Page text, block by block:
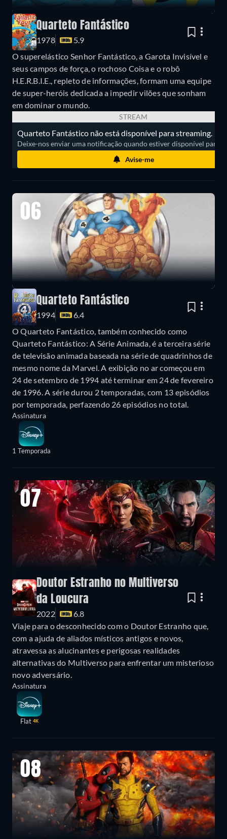
Quarteto Fantástico
1978
5.9
O superelástico Senhor Fantástico, a Garota Invisível e
seus campos de força, o rochoso Coisa e o robô
H.E.R.B.I.E., repleto de informações, formam uma equipe
de super-heróis dedicada a impedir vilões que sonham
em dominar o mundo.
STREAM
Quarteto Fantástico não está disponível para streaming.
Deixe-nos enviar uma notificação quando estiver disponível para
Avise-me
06
Quarteto Fantástico
1994
6.4
O Quarteto Fantástico, também conhecido como
Quarteto Fantástico: A Série Animada, é a terceira série
de televisão animada baseada na série de quadrinhos de
mesmo nome da Marvel. A exibição no ar começou em
24 de setembro de 1994 até terminar em 24 de fevereiro
de 1996. A série durou 2 temporadas, com 13 episódios
por temporada, perfazendo 26 episódios no total.
Assinatura
1 Temporada
07
Doutor Estranho no Multiverso
da Loucura
2022
6.8
Viaje para o desconhecido com o Doutor Estranho que,
com a ajuda de aliados místicos antigos e novos,
atravessa as alucinantes e perigosas realidades
alternativas do Multiverso para enfrentar um misterioso
novo adversário.
Assinatura
Flat 4K
08